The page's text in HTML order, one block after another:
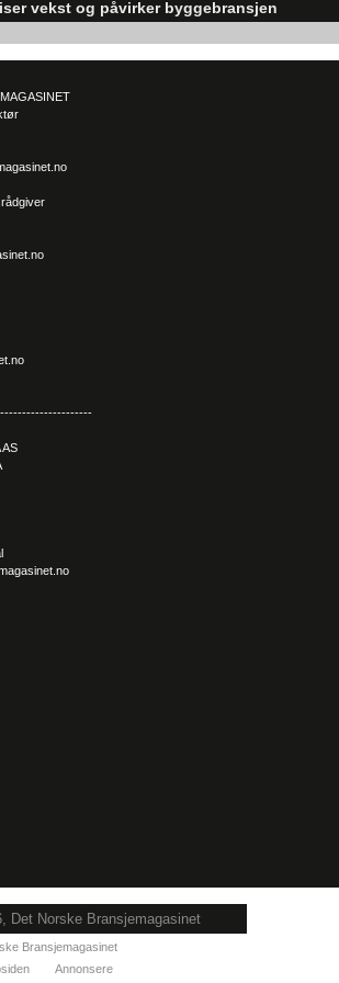
mål og gå etter egne ønsker, avslutter
vekst og påvirker byggebransjen
AS
Det Norske Bransjemagasinet
Bransjemagasinet
Annonsere